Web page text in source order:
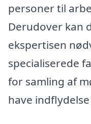
personer til
Derudover kan
ekspertisen
specialiserede
for samling af
have